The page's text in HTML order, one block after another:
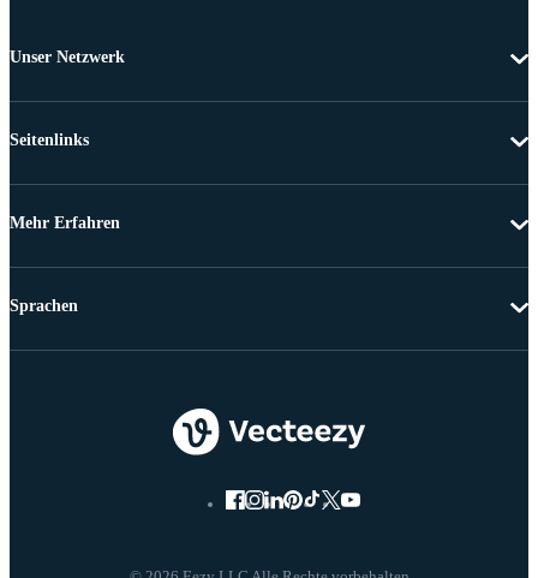
Unser Netzwerk
Seitenlinks
Mehr Erfahren
Sprachen